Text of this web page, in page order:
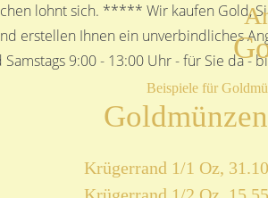
lohnt sich. ***** Wir kaufen Gold,
erstellen Ihnen ein unverbindliches
Samstags 9:00 - 13:00 Uhr - für Sie da
Beispiele für
Krügerrand 1/1 Oz,